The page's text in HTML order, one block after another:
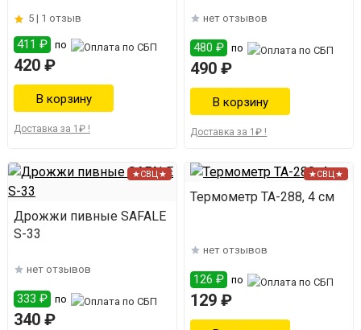
5 | 1 отзыв
411 ₽ по
420 ₽
Доставка за 1₽ !
нет отзывов
480 ₽ по
490 ₽
Доставка за 1₽ !
★СВЦ★
Дрожжи пивные SAFALE
S-33
нет отзывов
333 ₽ по
340 ₽
★СВЦ★
Термометр ТА-288, 4 см
нет отзывов
126 ₽ по
129 ₽